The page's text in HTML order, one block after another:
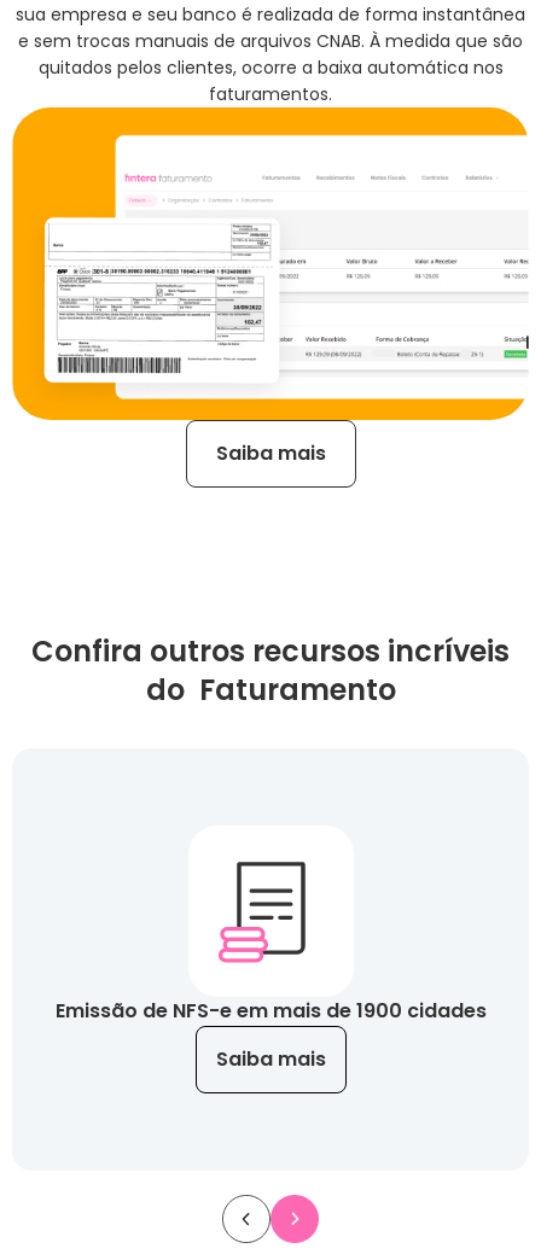
Saiba mais
sua empresa e seu banco é realizada de forma instantânea
e sem trocas manuais de arquivos CNAB. À medida que são
quitados pelos clientes, ocorre a baixa automática nos
faturamentos.
Confira outros recursos incríveis
do Faturamento
Emissão de NFS-e em mais de 1900 cidades
Saiba mais